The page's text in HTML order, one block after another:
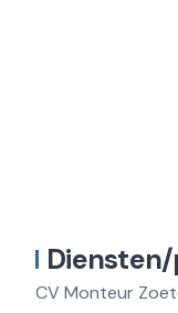
CV Monteur